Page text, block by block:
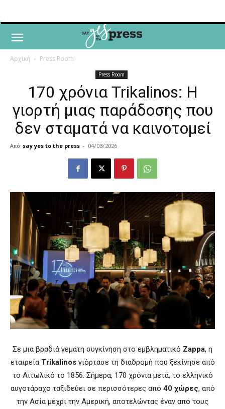
Αρχική Press Room
Press Room
170 χρόνια Trikalinos: Η
γιορτή μιας παράδοσης που
δεν σταματά να καινοτομεί
Από say yes to the press - 04/03/2026
Σε μια βραδιά γεμάτη συγκίνηση στο εμβληματικό Zappa, η
εταιρεία Trikalinosγιόρτασε τη διαδρομή που ξεκίνησε από
το Αιτωλικό το 1856. Σήμερα, 170 χρόνια μετά, το ελληνικό
αυγοτάραχο ταξιδεύει σε περισσότερες από 40 χώρες, από
την Ασία μέχρι την Αμερική, αποτελώντας έναν από τους